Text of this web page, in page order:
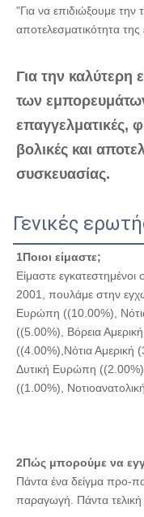
"Για να επιδιώξουμε την
αποτελεσματικότητα της
Για την καλύτερη
των
επαγγελματικές,
βολικές και
συσκευασίας.
Γενικές
1Ποιοι είμαστε;
Είμαστε
2001, πουλάμε στην
Ευρώπη ((10.00%),
((5.00%), Βόρεια
((4.00%),Νότια
Δυτική Ευρώπη
((1.00%),
2Πώς μπορούμε να
Πάντα ένα δείγμα προ-
παραγωγή. Πάντα